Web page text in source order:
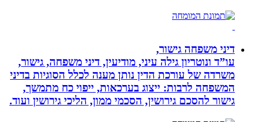
דיני משפחה גישור,
עו”ד ונוטריון גילה עיני, מודיעין, דיני משפחה, גישור,
משרדה של עורכת הדין נותן מענה לכלל הסוגיות בדיני
המשפחה לרבות: ייצוג בערכאות, ייפוי כח מתמשך,
גישור להסכם גירושין, הסכמי ממון, הליכי גירושין ועוד.